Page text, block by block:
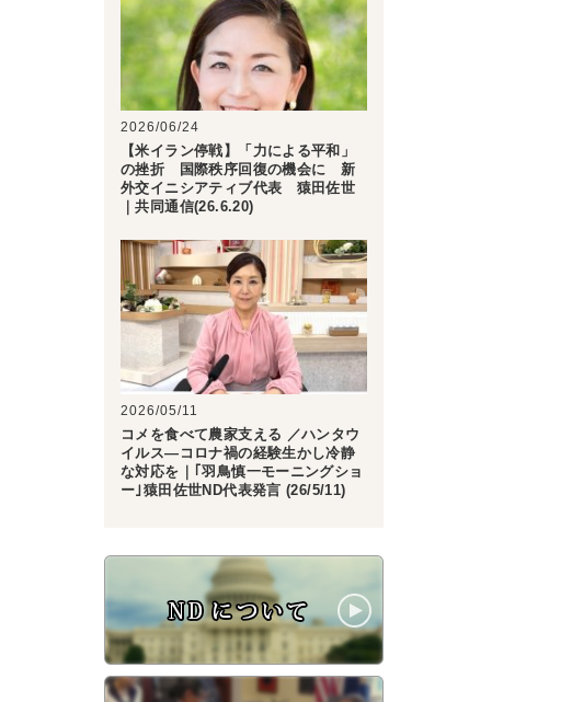
2026/06/24
【米イラン停戦】「力による平和」
の挫折 国際秩序回復の機会に 新
外交イニシアティブ代表 猿田佐世
｜共同通信(26.6.20)
2026/05/11
コメを食べて農家支える ／ハンタウ
イルス―コロナ禍の経験生かし冷静
な対応を｜｢羽鳥慎一モーニングショ
ー｣猿田佐世ND代表発言 (26/5/11)